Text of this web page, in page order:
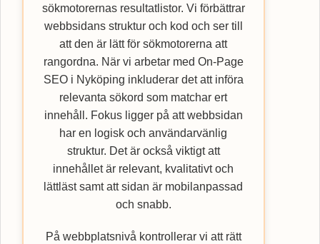
sökmotorernas resultatlistor. Vi förbättrar
webbsidans struktur och kod och ser till
att den är lätt för sökmotorerna att
rangordna. När vi arbetar med On-Page
SEO i Nyköping inkluderar det att införa
relevanta sökord som matchar ert
innehåll. Fokus ligger på att webbsidan
har en logisk och användarvänlig
struktur. Det är också viktigt att
innehållet är relevant, kvalitativt och
lättläst samt att sidan är mobilanpassad
och snabb.
På webbplatsnivå kontrollerar vi att rätt